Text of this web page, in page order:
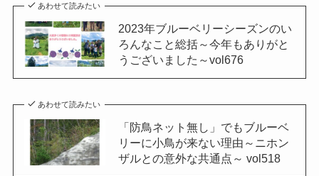
あわせて読みたい
2023年ブルーベリーシーズンのい
ろんなこと総括～今年もありがと
うございました～vol676
あわせて読みたい
「防鳥ネット無し」でもブルーベ
リーに小鳥が来ない理由～ニホン
ザルとの意外な共通点～ vol518